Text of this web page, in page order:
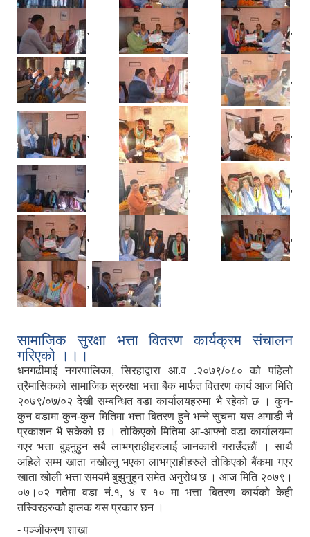
, , ,
, , ,
, , ,
, , ,
, , ,
,
सामाजिक सुरक्षा भत्ता वितरण कार्यक्रम संचालन
गरिएको ।।।
धनगढीमाई नगरपालिका, सिरहाद्वारा आ.व .२०७९/०८० को पहिलो
त्रैमासिकको सामाजिक स्रुरक्षा भत्ता बैंक मार्फत वितरण कार्य आज मिति
२०७९/०७/०२ देखी सम्बन्धित वडा कार्यालयहरुमा भै रहेको छ । कुन-
कुन वडामा कुन-कुन मितिमा भत्ता बितरण हुने भन्ने सुचना यस अगाडी नै
प्रकाशन भै सकेको छ । तोकिएको मितिमा आ-आफ्नो वडा कार्यालयमा
गएर भत्ता बुझ्नुहुन सबै लाभग्राहीहरुलाई जानकारी गराउँदछौं । साथै
अहिले सम्म खाता नखोल्नु भएका लाभग्राहीहरुले तोकिएको बैंकमा गएर
खाता खोली भत्ता समयमै बुझुनुहुन समेत अनुरोध छ । आज मिति २०७९।
०७।०२ गतेमा वडा नं.१, ४ र १० मा भत्ता बितरण कार्यको केही
तस्विरहरुको झलक यस प्रकार छन ।
- पञ्जीकरण शाखा